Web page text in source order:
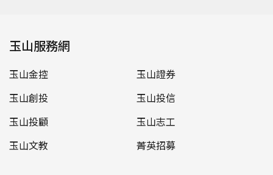
玉山服務網
玉山金控
玉山證券
玉山創投
玉山投信
玉山投顧
玉山志工
玉山文教
菁英招募